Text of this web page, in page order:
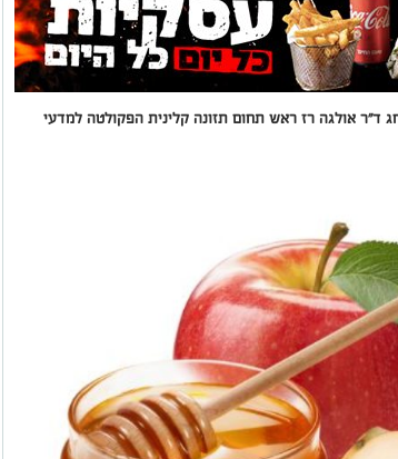
ד"ר אולגה רז ראש תחום תזונה קלינית הפקולטה למדעי